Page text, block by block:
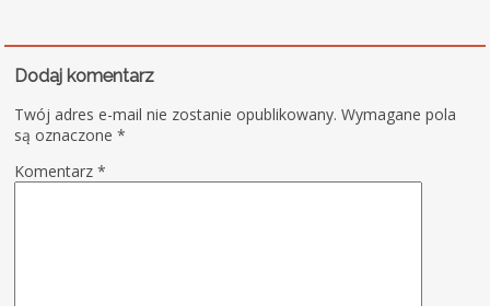
Dodaj komentarz
Twój adres e-mail nie zostanie opublikowany. Wymagane pola
są oznaczone*
Komentarz*